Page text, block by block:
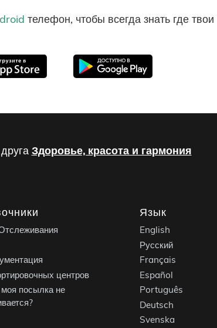
телефон, чтобы всегда знать где
Здоровье, красота и гармония
центров
посылка не
Язык
English
Русский
Français
Español
Português
Deutsch
Svenska